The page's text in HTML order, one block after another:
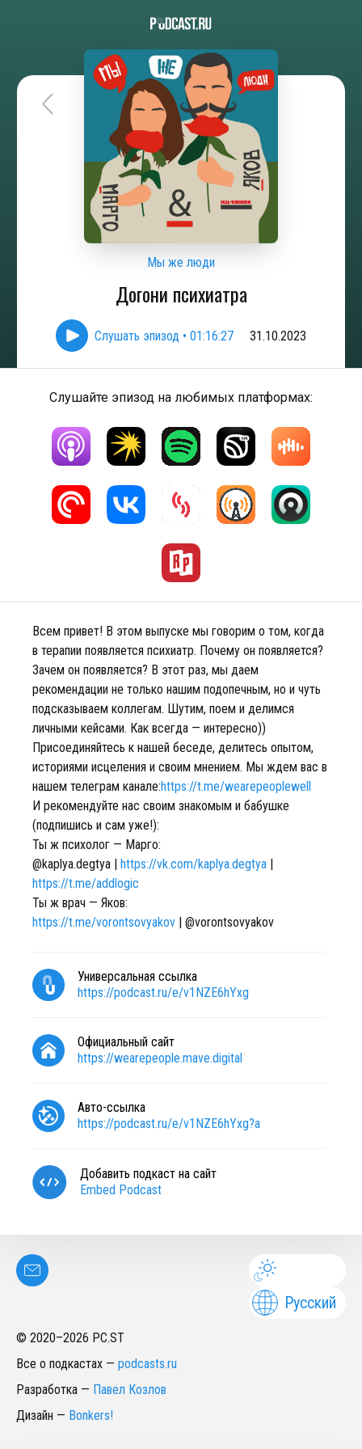
Мы же люди
Догони психиатра
Слушать эпизод • 01:16:27 31.10.2023
Слушайте эпизод на любимых платформах:
Всем привет! В этом выпуске мы говорим о том, когда
в терапии появляется психиатр. Почему он появляется?
Зачем он появляется? В этот раз, мы даем
рекомендации не только нашим подопечным, но и чуть
подсказываем коллегам. Шутим, поем и делимся
личными кейсами. Как всегда — интересно))
Присоединяйтесь к нашей беседе, делитесь опытом,
историями исцеления и своим мнением. Мы ждем вас в
нашем телеграм канале:https://t.me/wearepeoplewell
И рекомендуйте нас своим знакомым и бабушке
(подпишись и сам уже!):
Ты ж психолог — Марго:
@kaplya.degtya | https://vk.com/kaplya.degtya |
https://t.me/addlogic
Ты ж врач — Яков:
https://t.me/vorontsovyakov | @vorontsovyakov
Универсальная ссылка
https://podcast.ru/e/v1NZE6hYxg
Официальный сайт
https://wearepeople.mave.digital
Авто-ссылка
https://podcast.ru/e/v1NZE6hYxg?a
Добавить подкаст на сайт
Embed Podcast
Русский
© 2020–2026 PC.ST
Все о подкастах — podcasts.ru
Разработка — Павел Козлов
Дизайн — Bonkers!